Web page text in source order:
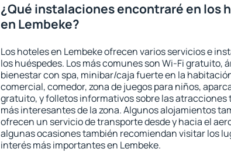
¿Qué instalaciones encontraré en los
en Lembeke?
Los hoteles en Lembeke ofrecen varios servicios e
los huéspedes. Los más comunes son Wi-Fi gratuito,
bienestar con spa, minibar/caja fuerte en la
comercial, comedor, zona de juegos para niños,
gratuito, y folletos informativos sobre las
más interesantes de la zona. Algunos alojamientos
ofrecen un servicio de transporte desde y hacia el
algunas ocasiones también recomiendan visitar los
interés más importantes en Lembeke.